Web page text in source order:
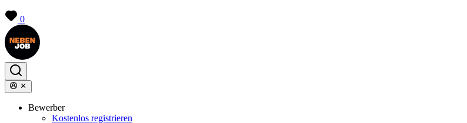
0
Bewerber
Kostenlos registrieren